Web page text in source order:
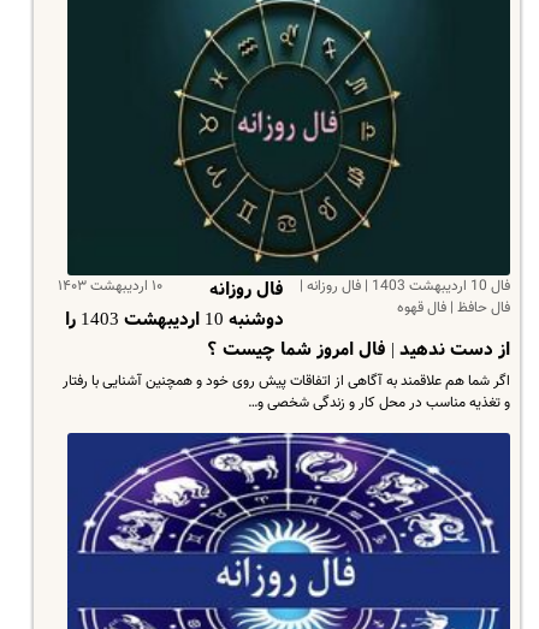
فال 10 اردیبهشت 1403 | فال روزانه |
فال حافظ | فال قهوه
۱۰ اردیبهشت ۱۴۰۳
فال روزانه
دوشنبه 10 اردیبهشت 1403 را
از دست ندهید | فال امروز شما چیست ؟
اگر شما هم علاقمند به آگاهی از اتفاقات پیش روی خود و همچنین آشنایی با رفتار
و تغذیه مناسب در محل کار و زندگی شخصی و…